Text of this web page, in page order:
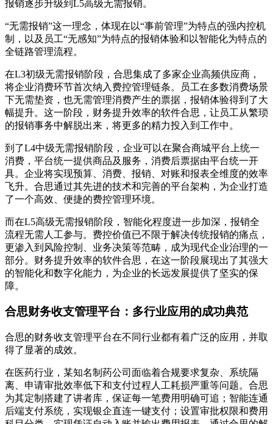
报销逐步升级到L5高级无需报销。
“无需报销”这一理念，体现在以“事前管理”为特点的强内控机
制，以及员工“无感知”为特点的报销体验和以智能化为特点的
全链路管理流程。
在L3初级无需报销阶段，合思集成了多家企业高频供应商，
将企业消费环节首次纳入费控管理链条。员工在多数消费场景
下无需垫资，也无需管理消费产生的票据，报销体验得到了大
幅提升。这一阶段，财务提升效率的软件合思，让员工从繁琐
的报销事务中解脱出来，将更多的精力投入到工作中。
到了L4中级无需报销阶段，企业可以在聚合商城平台上统一
消费，平台统一提供商品及服务，消费后票据由平台统一开
具。企业将实现预算、消费、报销、对账和报表全维度的效率
飞升。合思通过其先进的技术和完善的平台架构，为企业打造
了一个高效、便捷的费控管理环境。
而在L5高级无需报销阶段，智能化程度进一步加深，报销全
流程无需人工参与。费控价值已不限于解决传统报销的痛点，
更渗入到风险控制、业务决策等范畴，成为现代企业治理的一
部分。财务提升效率的软件合思，在这一阶段展现出了其强大
的智能化和数字化能力，为企业的长远发展提供了坚实的保
障。
合思财务收支管理平台：多行业应用的成功典范
合思的财务收支管理平台在不同行业都有着广泛的应用，并取
得了显著的成效。
在医药行业，某知名制药公司面临着合规要求复杂、系统隔
离、申请审批效率低下和支付过程人工耗损严重等问题。合思
为其定制搭建了讲者库，保证每一笔费用明确可追；智能连通
后端支付系统，实现银企直连一键支付；设置审批权限和费用